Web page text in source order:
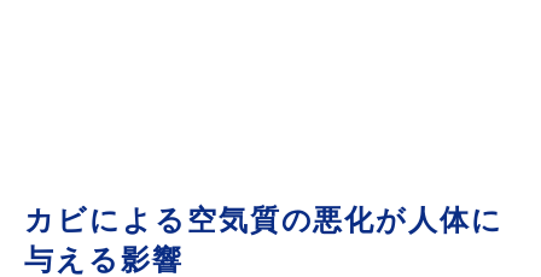
カビによる空気質の悪化が人体に
与える影響